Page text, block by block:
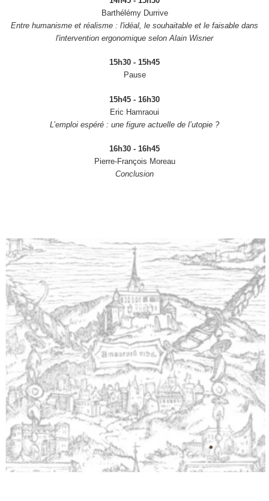
Barthélémy Durrive
Entre humanisme et réalisme : l'idéal, le souhaitable et le faisable dans
l'intervention ergonomique selon Alain Wisner
15h30 - 15h45
Pause
15h45 - 16h30
Eric Hamraoui
L’emploi espéré : une figure actuelle de l’utopie ?
16h30 - 16h45
Pierre-François Moreau
Conclusion